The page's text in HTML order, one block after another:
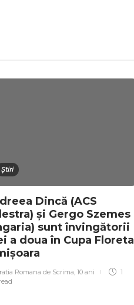
Știri
Dincă (ACS
și Gergo Szemes
sunt învingătorii
a doua în Cupa Floreta
Romana de Scrima 10 ani
1
read